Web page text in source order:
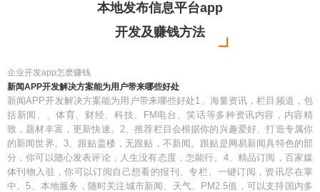
本地发布信息平台app
开发及赚钱方法
企业开发app怎麽赚钱
新闻APP开发解决方案能为用户带来哪些好处
新闻APP开发解决方案能为用户带来哪些好处1、海量资讯，栏目频道，包
括新闻、、体育、财经、科技、FM电台、笑话等多种资讯内容，内容精
致，题材丰富，更新快速。2、推荐栏目会根据你的兴趣爱好、打造专属你
的新闻世界。3、跟贴盖楼，无跟贴，不新闻。跟贴是网易新闻具特色的部
分，你可以随心发表评论，人生没有态度，怎能行。4、精品订阅，百家媒
体刊物入驻，你可以订阅自己想看的报刊、专栏、一键订阅，资讯尽在掌
中。5、本地服务，随时关注城市新闻、天气、PM2.5值，可以支持国内多